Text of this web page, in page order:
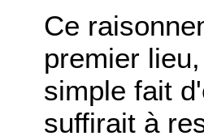
Ce
premier
simple fait
suffirait à